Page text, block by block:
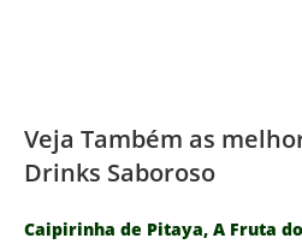
Veja Também as
Drinks Saboroso
Caipirinha de Pitaya, A Fruta